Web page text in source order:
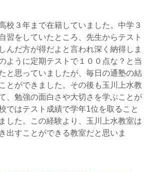
校３年まで在籍していました。中学３
習をしていたところ、先生からテスト
んだ方が得だよと言われ深く納得しま
ように定期テストで１００点な？と当
と思っていましたが、毎日の通塾の結
とができました。その後も玉川上水教
、勉強の面白さや大切さを学ぶことが
ではテスト成績で学年1位を取ること
した。この経験より、玉川上水教室は
出すことができる教室だと思いま